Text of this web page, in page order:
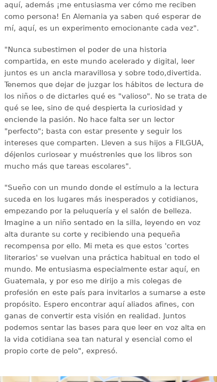
aquí, además ¡me entusiasma ver cómo me reciben
como persona! En Alemania ya saben qué esperar de
mí, aquí, es un experimento emocionante cada vez".
"Nunca subestimen el poder de una historia
compartida, en este mundo acelerado y digital, leer
juntos es un ancla maravillosa y sobre todo,divertida.
Tenemos que dejar de juzgar los hábitos de lectura de
los niños o de dictarles qué es "valioso". No se trata de
qué se lee, sino de qué despierta la curiosidad y
enciende la pasión. No hace falta ser un lector
"perfecto"; basta con estar presente y seguir los
intereses que comparten. Lleven a sus hijos a FILGUA,
déjenlos curiosear y muéstrenles que los libros son
mucho más que tareas escolares".
"Sueño con un mundo donde el estímulo a la lectura
suceda en los lugares más inesperados y cotidianos,
empezando por la peluquería y el salón de belleza.
Imagine a un niño sentado en la silla, leyendo en voz
alta durante su corte y recibiendo una pequeña
recompensa por ello. Mi meta es que estos 'cortes
literarios' se vuelvan una práctica habitual en todo el
mundo. Me entusiasma especialmente estar aquí, en
Guatemala, y por eso me dirijo a mis colegas de
profesión en este país para invitarlos a sumarse a este
propósito. Espero encontrar aquí aliados afines, con
ganas de convertir esta visión en realidad. Juntos
podemos sentar las bases para que leer en voz alta en
la vida cotidiana sea tan natural y esencial como el
propio corte de pelo", expresó.